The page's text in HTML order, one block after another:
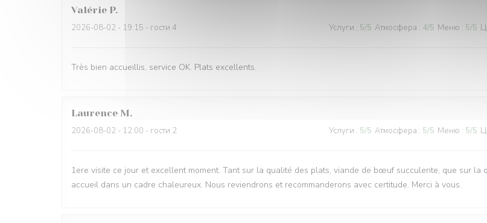
Valérie P
2026-08-02 - 19:15 - гости 4 Услуги : 5/5 Атмосфера : 4/5 Меню : 5/5
Très bien accueillis, service OK. Plats excellents.
Laurence M
2026-08-02 - 12:00 - гости 2 Услуги : 5/5 Атмосфера : 5/5 Меню : 5/5
1ere visite ce jour et excellent moment. Tant sur la qualité des plats, viande de bœuf succulente, que sur la
accueil dans un cadre chaleureux. Nous reviendrons et recommanderons avec certitude. Merci à vous.